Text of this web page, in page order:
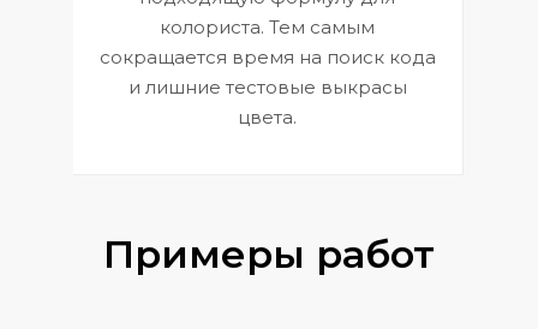
колориста. Тем самым
сокращается время на поиск кода
и лишние тестовые выкрасы
цвета.
Примеры работ